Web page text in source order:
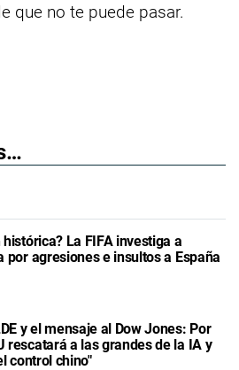
que no te puede pasar.
histórica? La FIFA investiga a
por agresiones e insultos a España
y el mensaje al Dow Jones: Por
rescatará a las grandes de la IA y
control chino"